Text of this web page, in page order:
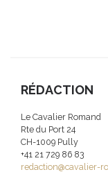
RÉDACTION
Le Cavalier Romand
Rte du Port 24
CH-1009 Pully
+41 21 729 86 83
redaction@cavalier-